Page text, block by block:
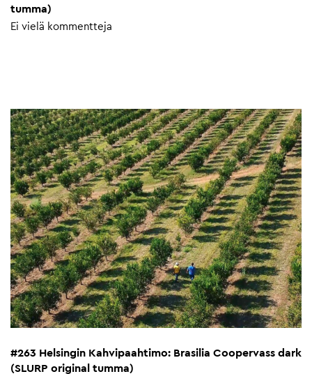
tumma)
Ei vielä kommentteja
#263 Helsingin Kahvipaahtimo: Brasilia Coopervass dark
(SLURP original tumma)